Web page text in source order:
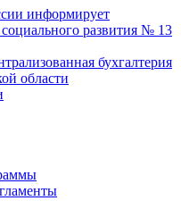
информирует
развития № 13
бухгалтерия
области